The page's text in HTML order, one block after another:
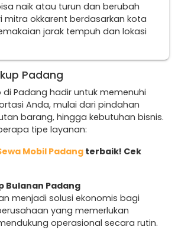
naik atau turun dan berubah
mitra okkarent berdasarkan kota
jarak tempuh dan lokasi
Padang
di Padang hadir untuk memenuhi
Anda, mulai dari pindahan
barang, hingga kebutuhan bisnis.
tipe layanan:
Mobil Padang terbaik! Cek
Bulanan Padang
menjadi solusi ekonomis bagi
yang memerlukan
operasional secara rutin.